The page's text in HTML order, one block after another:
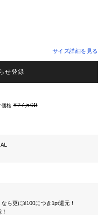
サイズ詳細を見る
せ登録
価格 ¥27,500
ら更に¥100につき1pt還元！